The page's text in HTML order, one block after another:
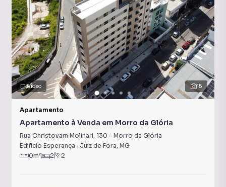
15
Vídeo
Apartamento
Apartamento à Venda em Morro da Glória
Rua Christovam Molinari, 130 - Morro da Glória
Edificio Esperança · Juiz de Fora, MG
0m² 2 2